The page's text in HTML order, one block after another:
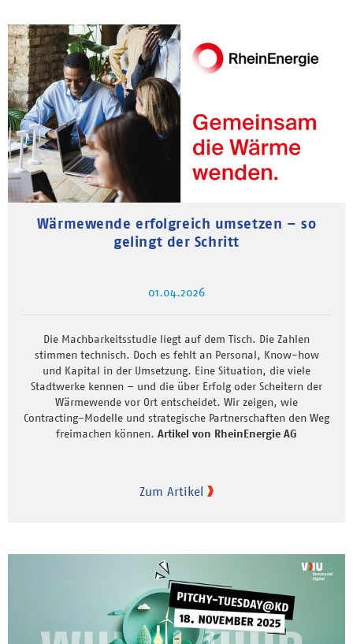
Wärmewende erfolgreich umsetzen – so
gelingt der Schritt
01.04.2026
Die Machbarkeitsstudie liegt auf dem Tisch. Die Zahlen
stimmen technisch. Doch es fehlt an Personal, Know-how
und Kapital in der Umsetzung. Eine Situation, die viele
Stadtwerke kennen – und die über Erfolg oder Scheitern der
Wärmewende vor Ort entscheidet. Wir zeigen, wie
Contracting-Modelle und strategische Partnerschaften den Weg
freimachen können. Artikel von RheinEnergie AG
Zum Artikel